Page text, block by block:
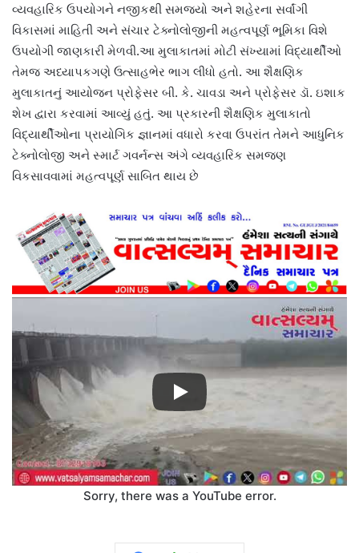
વ્યવહારિક ઉપયોગને નજીકથી સમજ્યો અને શહેરના સર્વાંગી
વિકાસમાં માહિતી અને સંચાર ટેક્નોલોજીની મહત્વપૂર્ણ ભૂમિકા વિશે
ઉપયોગી જાણકારી મેળવી.આ મુલાકાતમાં મોટી સંખ્યામાં વિદ્યાર્થીઓ
તેમજ અધ્યાપકગણે ઉત્સાહભેર ભાગ લીધો હતો. આ શૈક્ષણિક
મુલાકાતનું આયોજન પ્રોફેસર બી. કે. ચાવડા અને પ્રોફેસર ડૉ. ઇશાક
શેખ દ્વારા કરવામાં આવ્યું હતું. આ પ્રકારની શૈક્ષણિક મુલાકાતો
વિદ્યાર્થીઓના પ્રાયોગિક જ્ઞાનમાં વધારો કરવા ઉપરાંત તેમને આધુનિક
ટેક્નોલોજી અને સ્માર્ટ ગવર્નન્સ અંગે વ્યવહારિક સમજણ
વિકસાવવામાં મહત્વપૂર્ણ સાબિત થાય છે
Sorry, there was a YouTube error.